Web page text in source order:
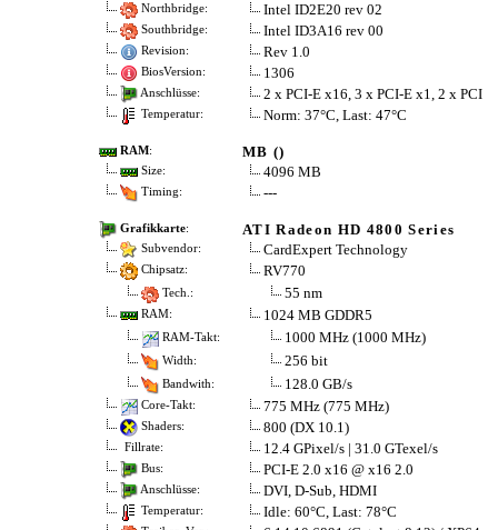
Northbridge: Intel ID2E20 rev 02
Southbridge: Intel ID3A16 rev 00
Revision: Rev 1.0
BiosVersion: 1306
Anschlüsse: 2 x PCI-E x16, 3 x PCI-E x1, 2 x PCI
Temperatur: Norm: 37°C, Last: 47°C
RAM: MB ()
Size: 4096 MB
Timing: ---
Grafikkarte: ATI Radeon HD 4800 Series
Subvendor: CardExpert Technology
Chipsatz: RV770
Tech.: 55 nm
RAM: 1024 MB GDDR5
RAM-Takt: 1000 MHz (1000 MHz)
Width: 256 bit
Bandwith: 128.0 GB/s
Core-Takt: 775 MHz (775 MHz)
Shaders: 800 (DX 10.1)
Fillrate: 12.4 GPixel/s | 31.0 GTexel/s
Bus: PCI-E 2.0 x16 @ x16 2.0
Anschlüsse: DVI, D-Sub, HDMI
Temperatur: Idle: 60°C, Last: 78°C